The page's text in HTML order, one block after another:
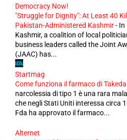
Democracy Now!
"Struggle for Dignity": At Least 40
Pakistan-Administered Kashmir- In
Kashmir, a coalition of local
business leaders called the Joint
(JAAC) has...
Startmag
Come funziona il farmaco di
narcolessia di tipo 1 è una rara
che negli Stati Uniti interessa circa
Fda ha approvato il farmaco...
Alternet